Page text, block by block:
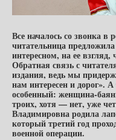
Все началось со звонка
читательница
интересном, на ее
Обратная связь с
издания, ведь мы
нам интересен и дорог».
особенный: женщина-
троих, хотя — нет, уже
Владимировна родила
который третий год
военной операции.